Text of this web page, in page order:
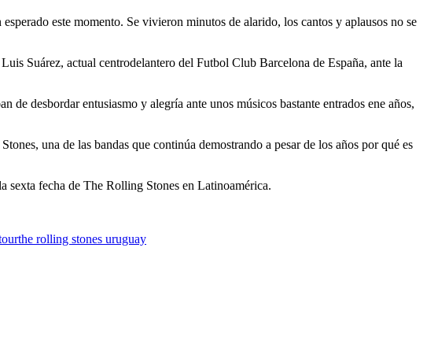
este momento. Se vivieron minutos de alarido, los cantos y aplausos no se
Suárez, actual centrodelantero del Futbol Club Barcelona de España, ante la
desbordar entusiasmo y alegría ante unos músicos bastante entrados ene años,
una de las bandas que continúa demostrando a pesar de los años por qué es
sexta fecha de The Rolling Stones en Latinoamérica.
the rolling stones uruguay